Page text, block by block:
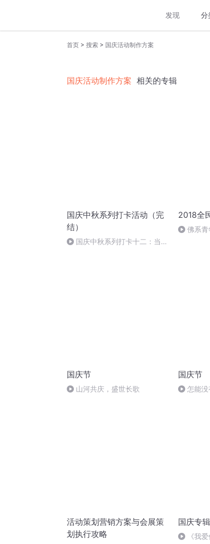
发现 分
首页 > 搜索 > 国庆活动制作方案
国庆活动制作方案 相关的专辑
国庆中秋系列打卡活动（完
结）
国庆中秋系列打卡十二：当阳
2018全
佛系
国庆节
山河共庆，盛世长歌
国庆节
怎能
活动策划营销方案与会展策
划执行攻略
国庆专辑
《我